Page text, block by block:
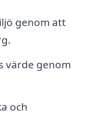
genom att
värde genom
och